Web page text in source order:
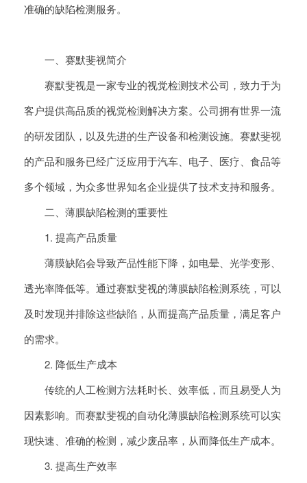
准确的缺陷检测服务。
一、赛默斐视简介
赛默斐视是一家专业的视觉检测技术公司，致力于为
客户提供高品质的视觉检测解决方案。公司拥有世界一流
的研发团队，以及先进的生产设备和检测设施。赛默斐视
的产品和服务已经广泛应用于汽车、电子、医疗、食品等
多个领域，为众多世界知名企业提供了技术支持和服务。
二、薄膜缺陷检测的重要性
1. 提高产品质量
薄膜缺陷会导致产品性能下降，如电晕、光学变形、
透光率降低等。通过赛默斐视的薄膜缺陷检测系统，可以
及时发现并排除这些缺陷，从而提高产品质量，满足客户
的需求。
2. 降低生产成本
传统的人工检测方法耗时长、效率低，而且易受人为
因素影响。而赛默斐视的自动化薄膜缺陷检测系统可以实
现快速、准确的检测，减少废品率，从而降低生产成本。
3. 提高生产效率